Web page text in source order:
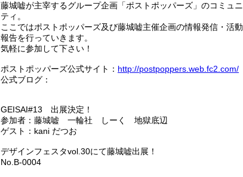
藤城嘘が主宰するグループ企画「ポストポッパーズ」のコミュニ
ティ。
ここではポストポッパーズ及び藤城嘘主催企画の情報発信・活動
報告を行っていきます。
気軽に参加して下さい！
ポストポッパーズ公式サイト： http://postpoppers.web.fc2.com/
公式ブログ：
GEISAI#13 出展決定！
参加者：藤城嘘 一輪社 しーく 地獄底辺
ゲスト：kani だつお
デザインフェスタvol.30にて藤城嘘出展！
No.B-0004